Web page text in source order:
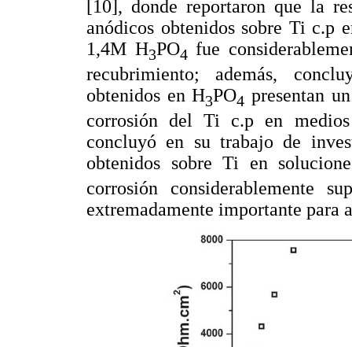
[10], donde reportaron que la
anódicos obtenidos sobre Ti c.p
1,4M H3PO4 fue
recubrimiento; además,
obtenidos en H3PO4 presentan
corrosión del Ti c.p en
concluyó en su trabajo de
obtenidos sobre Ti en
corrosión
extremadamente importante para